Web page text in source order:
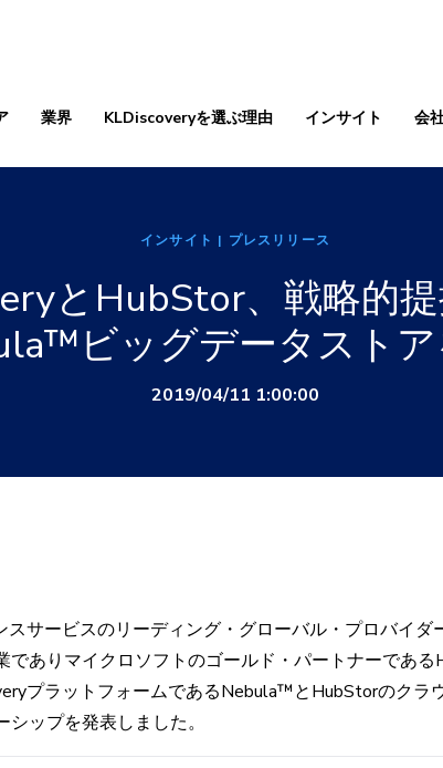
業界 KLDiscoveryを選ぶ理由 インサイト 会
インサイト | プレスリリース
とHubStor、戦略的
ビッグデータスト
2019/04/11 1:00:00
サービスのリーディング・グローバル・プロバイダ
でありマイクロソフトのゴールド・パートナーであ
プラットフォームであるNebula™とHubStorのクラ
ップを発表しました。